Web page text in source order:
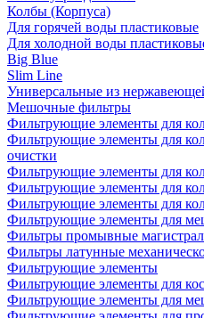
Колбы (Корпуса)
Для горячей воды пластиковые
Для холодной воды
Big Blue
Slim Line
Универсальные из
Мешочные фильтры
Фильтрующие элементы для
Фильтрующие элементы для
очистки
Фильтрующие элементы для
Фильтрующие элементы для
Фильтрующие элементы для
Фильтрующие элементы для
Фильтры промывные
Фильтры латунные
Фильтрующие элементы
Фильтрующие элементы для
Фильтрующие элементы для